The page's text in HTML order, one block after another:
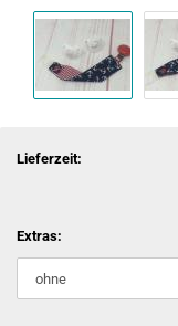
Lieferzeit:
Extras: